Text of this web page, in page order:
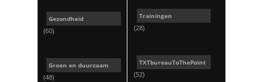
Gezondheid
(60)
Groen en duurzaam
(48)
Trainingen
(28)
TXTbureauToThePoint
(52)